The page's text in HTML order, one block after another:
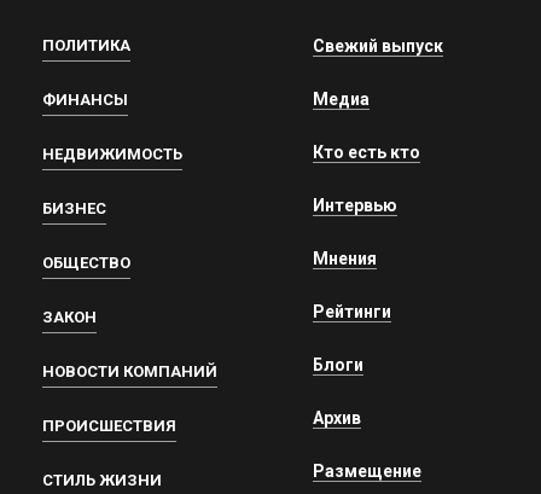
ПОЛИТИКА
ФИНАНСЫ
НЕДВИЖИМОСТЬ
БИЗНЕС
ОБЩЕСТВО
ЗАКОН
НОВОСТИ КОМПАНИЙ
ПРОИСШЕСТВИЯ
СТИЛЬ ЖИЗНИ
Свежий выпуск
Медиа
Кто есть кто
Интервью
Мнения
Рейтинги
Блоги
Архив
Размещение